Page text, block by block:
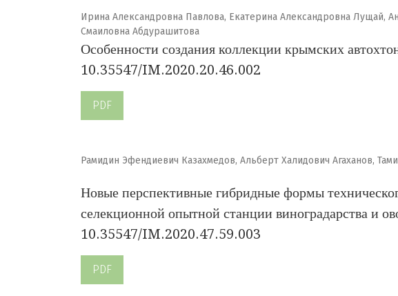
Ирина Александровна Павлова, Екатерина Александровна Лущай,
Смаиловна Абдурашитова
Особенности создания коллекции крымских
10.35547/IM.2020.20.46.002
PDF
Рамидин Эфендиевич Казахмедов, Альберт Халидович Агаханов,
Новые перспективные гибридные формы
селекционной опытной станции виноградарства и
10.35547/IM.2020.47.59.003
PDF